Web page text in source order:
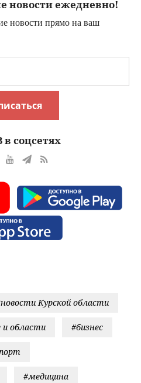
новости ежедневно!
новости прямо на ваш
в соцсетях
Курской области
и области #бизнес
#медицина